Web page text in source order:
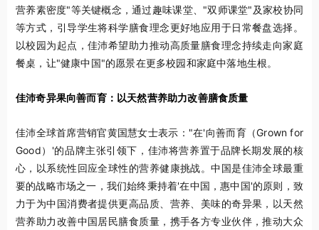
营养素密度"等关键概念，通过趣味课堂、"双师课堂"及家校协同
等方式，引导学生将科学膳食理念更好地应用于日常餐盘选择。
以校园为起点，佳沛希望助力推动高质量膳食理念持续走向家庭
餐桌，让"健康中国"的愿景在更多校园和家庭中落地生根。
佳沛奇异果向善而育：以天然营养助力改善膳食质量
佳沛全球首席营销官黄国慧女士表示："在'向善而育（Grown for
Good）'的品牌主张引领下，佳沛将营养置于品牌长期发展的核
心，以系统性回应全球性的营养健康挑战。中国是佳沛全球最重
要的战略市场之一，我们始终秉持着'在中国，惠中国'的原则，致
力于为中国消费者提供更高品质、营养、美味的奇异果，以天然
营养助力改善中国居民膳食质量，携手各方专业伙伴，推动大众